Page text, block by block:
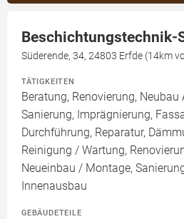
Beschichtungstechnik-
Süderende, 34, 24803 Erfde (14km
TÄTIGKEITEN
Beratung, Renovierung,
Sanierung, Imprägnierung,
Durchführung, Reparatur,
Reinigung / Wartung,
Neueinbau / Montage,
Innenausbau
GEBÄUDETEILE